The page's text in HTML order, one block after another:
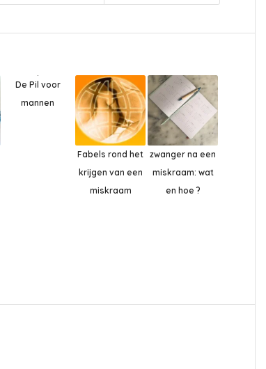
De Pil voor
mannen
Fabels rond het
krijgen van een
miskraam
zwanger na een
miskraam: wat
en hoe ?